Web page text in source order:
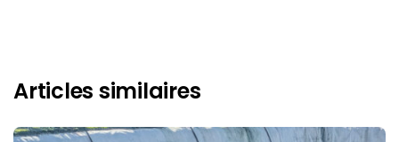
Articles similaires